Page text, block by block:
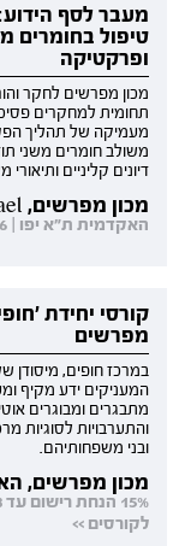
מעבר לסף
טיפול בחומרים
ופרקטיקה
תחומית למחקרים
מעמיקה של תהליך
משולב חומרים משני
דיונים קליניים
מכון מפרשים, MAPS Israel
האקדמית ת"א יפו | 23.10.2026 | יום שישי | 08:30-14:00
קורסי יחידת
מפרשים
במרכז חופים, מיסודן
המעניקים ידע מקיף
מתבגרים ומבוגרים
והתערבויות לסוגיות
ובני משפחותיהם.
מכון מפרשים,
לקורסים >>